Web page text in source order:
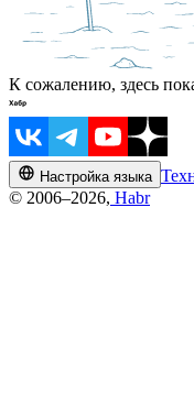
К сожалению, здесь
Настройка языка
© 2006–2026, Habr